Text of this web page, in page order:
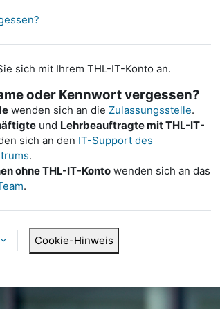
sich mit Ihrem THL-IT-Konto an.
oder Kennwort vergessen?
wenden sich an die Zulassungsstelle.
und Lehrbeauftragte mit THL-IT-
sich an den IT-Support des
.
ohne THL-IT-Konto wenden sich an das
.
Cookie-Hinweis